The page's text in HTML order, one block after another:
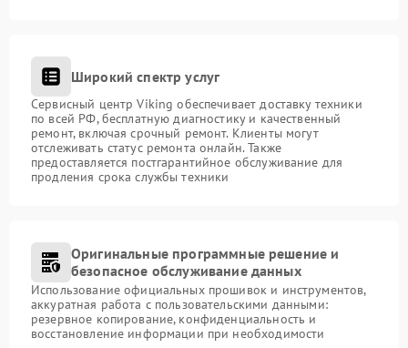
Широкий спектр услуг
Сервисный центр Viking обеспечивает доставку техники
по всей РФ, бесплатную диагностику и качественный
ремонт, включая срочный ремонт. Клиенты могут
отслеживать статус ремонта онлайн. Также
предоставляется постгарантийное обслуживание для
продления срока службы техники
Оригинальные программные решение и
безопасное обслуживание данных
Использование официальных прошивок и инструментов,
аккуратная работа с пользовательскими данными:
резервное копирование, конфиденциальность и
восстановление информации при необходимости